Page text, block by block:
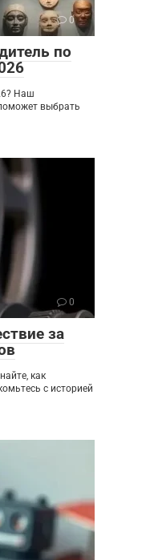
0
по
Наш
выбрать
0
за
как
с историей